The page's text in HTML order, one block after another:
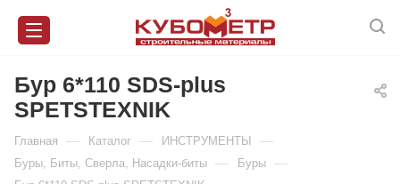
Бур 6*110 SDS-plus
SPETSTEXNIK
Главная — Каталог — ИНСТРУМЕНТЫ —
Буры, Биты, Сверла, Насадки-биты — Буры —